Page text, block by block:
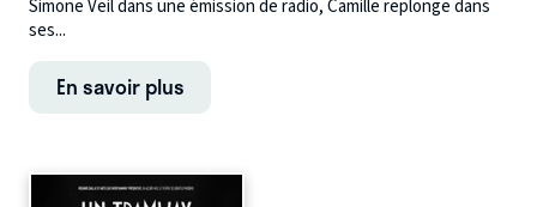
Simone Veil dans une émission de radio, Camille replonge dans
ses...
En savoir plus